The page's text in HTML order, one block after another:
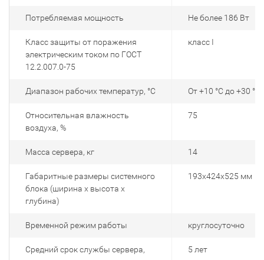
Потребляемая мощность Не более 186 Вт
Класс защиты от поражения
электрическим током по ГОСТ
12.2.007.0-75
класс I
Диапазон рабочих температур, °С От +10 °C до +30 °C
Относительная влажность
воздуха, %
75
Масса сервера, кг 14
Габаритные размеры системного
блока (ширина х высота х
глубина)
193х424х525 мм
Временной режим работы круглосуточно
Средний срок службы сервера,
5 лет